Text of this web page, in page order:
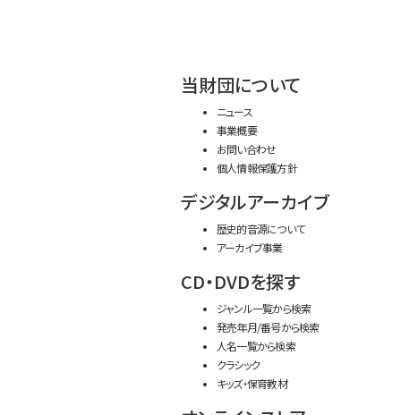
当財団について
ニュース
事業概要
お問い合わせ
個人情報保護方針
デジタルアーカイブ
歴史的音源について
アーカイブ事業
CD・DVDを探す
ジャンル一覧から検索
発売年月/番号から検索
人名一覧から検索
クラシック
キッズ・保育教材